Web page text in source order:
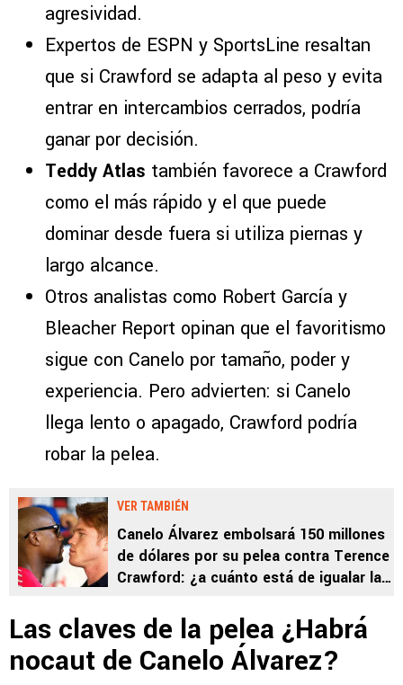
agresividad.
Expertos de ESPN y SportsLine resaltan
que si Crawford se adapta al peso y evita
entrar en intercambios cerrados, podría
ganar por decisión.
Teddy Atlas también favorece a Crawford
como el más rápido y el que puede
dominar desde fuera si utiliza piernas y
largo alcance.
Otros analistas como Robert García y
Bleacher Report opinan que el favoritismo
sigue con Canelo por tamaño, poder y
experiencia. Pero advierten: si Canelo
llega lento o apagado, Crawford podría
robar la pelea.
VER TAMBIÉN
Canelo Álvarez embolsará 150 millones
de dólares por su pelea contra Terence
Crawford: ¿a cuánto está de igualar la
Las claves de la pelea ¿Habrá
nocaut de Canelo Álvarez?